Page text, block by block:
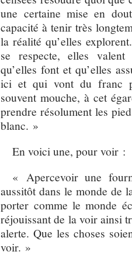
une certaine mise en
capacité à tenir très
la réalité qu’elles
se respecte, elles valent
qu’elles font et qu’elles
ici et qui vont du franc
souvent mouche, à cet
prendre résolument les
blanc. »
En voici une, pour voir :
« Apercevoir une
aussitôt dans le monde de
porter comme le monde
réjouissant de la voir ainsi
alerte. Que les choses
voir. »